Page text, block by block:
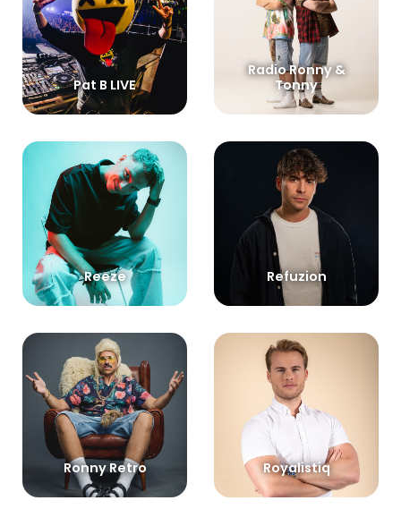
Pat B LIVE
Radio Ronny &
Tonny
Reeze Refuzion
Ronny Retro Royalistiq